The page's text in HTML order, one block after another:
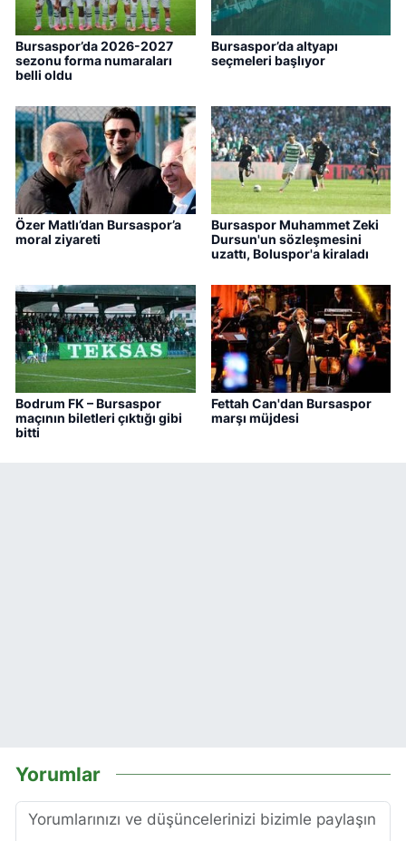
Bursaspor’da 2026-2027
sezonu forma numaraları
belli oldu
Bursaspor’da altyapı
seçmeleri başlıyor
Özer Matlı’dan Bursaspor’a
moral ziyareti
Bursaspor Muhammet Zeki
Dursun'un sözleşmesini
uzattı, Boluspor'a kiraladı
Bodrum FK – Bursaspor
maçının biletleri çıktığı gibi
bitti
Fettah Can'dan Bursaspor
marşı müjdesi
Yorumlar